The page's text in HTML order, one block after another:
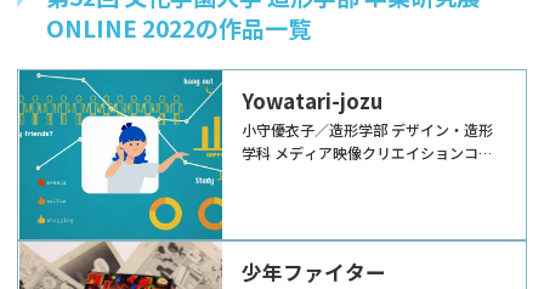
ONLINE 2022の作品一覧
Yowatari-jozu
小守優衣子／造形学部 デザイン・造形
学科 メディア映像クリエイションコー
少年ファイター